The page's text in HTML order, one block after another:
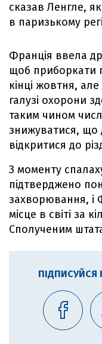
сказав Ленгле,
в паризькому
Франція ввела
щоб приборкати
кінці жовтня,
галузі охорони
таким чином
знижуватися, що
відкритися до
З моменту
підтверджено
захворювання, і
місце в світі за
Сполученим
ПІДПИСУЙСЯ